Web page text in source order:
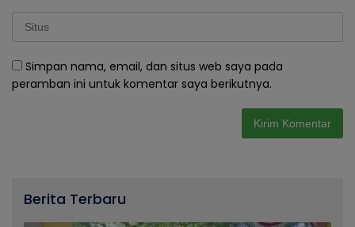
Simpan nama, email, dan situs web saya pada
peramban ini untuk komentar saya berikutnya.
Berita Terbaru